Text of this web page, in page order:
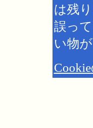
は残り
誤っ
い物